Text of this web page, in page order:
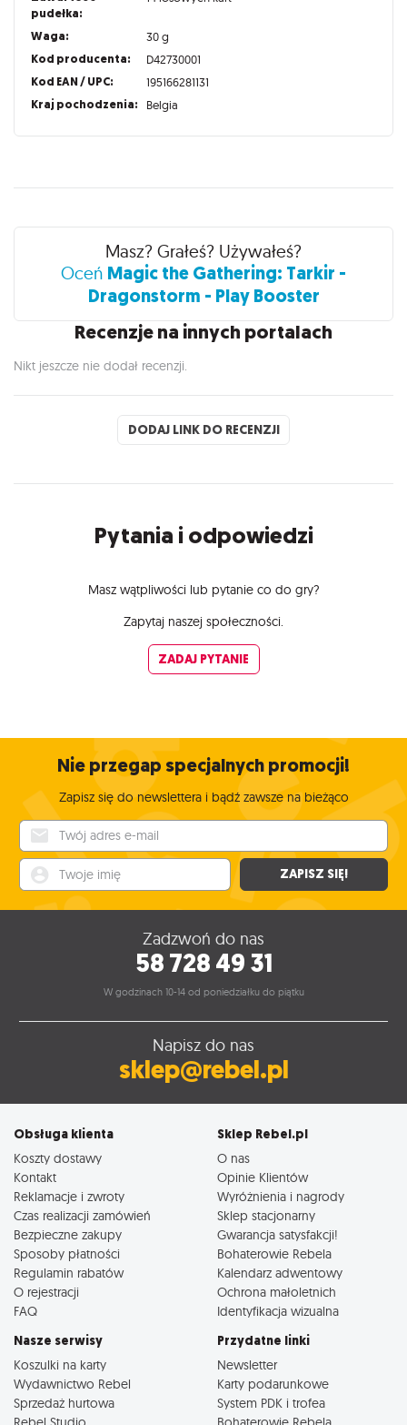
pudełka:
Waga: 30 g
Kod producenta: D42730001
Kod EAN / UPC: 195166281131
Kraj pochodzenia: Belgia
Recenzje
Masz? Grałeś? Używałeś?
Oceń Magic the Gathering: Tarkir -
Dragonstorm - Play Booster
Recenzje na innych portalach
Nikt jeszcze nie dodał recenzji.
DODAJ LINK DO RECENZJI
Pytania i odpowiedzi
Masz wątpliwości lub pytanie co do gry?
Zapytaj naszej społeczności.
ZADAJ PYTANIE
Nie przegap specjalnych promocji!
Zapisz się do newslettera i bądź zawsze na bieżąco
ZAPISZ SIĘ!
Zadzwoń do nas
58 728 49 31
W godzinach 10-14 od poniedziałku do piątku
Napisz do nas
sklep@rebel.pl
Obsługa klienta
Koszty dostawy
Kontakt
Reklamacje i zwroty
Czas realizacji zamówień
Bezpieczne zakupy
Sposoby płatności
Regulamin rabatów
O rejestracji
FAQ
Sklep Rebel.pl
O nas
Opinie Klientów
Wyróżnienia i nagrody
Sklep stacjonarny
Gwarancja satysfakcji!
Bohaterowie Rebela
Kalendarz adwentowy
Ochrona małoletnich
Identyfikacja wizualna
Nasze serwisy
Koszulki na karty
Wydawnictwo Rebel
Sprzedaż hurtowa
Rebel Studio
Przydatne linki
Newsletter
Karty podarunkowe
System PDK i trofea
Bohaterowie Rebela